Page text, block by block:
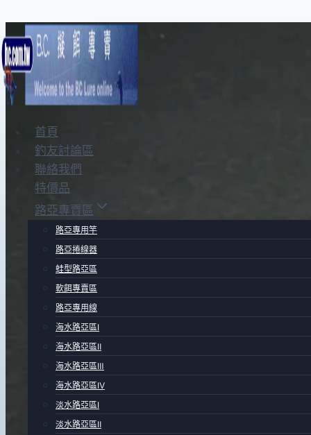
Skip
to
content
首頁
釣友討論區
聯絡我們
特價品
路亞專賣區
路亞專用竿
路亞捲線器
蛙型路亞區
軟餌專賣區
路亞專用線
海水路亞區Ⅰ
海水路亞區Ⅱ
海水路亞區Ⅲ
海水路亞區Ⅳ
淡水路亞區Ⅰ
淡水路亞區Ⅱ